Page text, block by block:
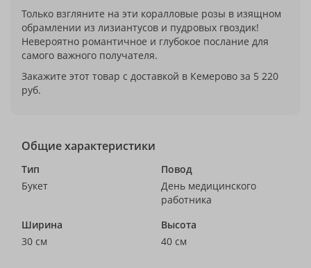
Только взгляните на эти коралловые розы в изящном
обрамлении из лизиантусов и пудровых гвоздик!
Невероятно романтичное и глубокое послание для
самого важного получателя.
Закажите этот товар с доставкой в Кемерово за 5 220
руб.
Общие характеристики
Тип
Букет
Повод
День медицинского
работника
Ширина
30 см
Высота
40 см